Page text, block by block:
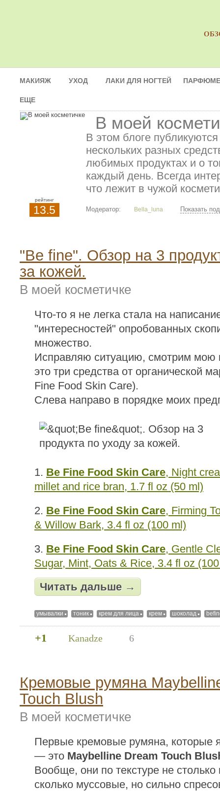
МАКИЯЖ УХОД ЛАКИ ДЛЯ НОГТЕЙ
ЕЩЕ
В моей
В этом блоге
нескольких разных
любимых продуктах и о
каждый день. Всегда
что лежит в чужой
рейтинг
13.5 Модератор: Bella_luna Показать
"Be fine". Обзор на 3
за кожей.
В моей косметичке
Что-то я не легка стала на
"интересностей" опробованных
множество.
Исправляю ситуацию, смотрим
это три средства от органической
Fine Food Skin Care).
Слева направо в порядке моих
1. Be Fine Food Skin Care, Night
millet and rice bran, 1.7 fl oz (50 ml)
2. Be Fine Food Skin Care, Firming
& Willow Bark, 3.4 fl oz (100 ml)
3. Be Fine Food Skin Care, Gentle
Sugar, Mint, Oats & Rice, 3.4 fl oz
Читать дальше →
умывалки тоник крем для лица крем шоколад
+1 Kanadze 6
Кремовые румяна
Touch Blush
В моей косметичке
Первые кремовые румяна, которые
— это Maybelline Dream Touch
Вообще, они по текстуре не
сколько муссовые, но сильно